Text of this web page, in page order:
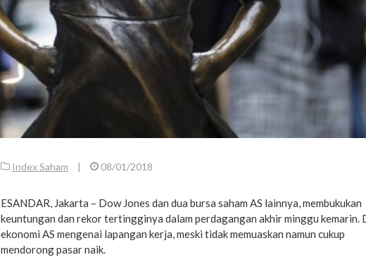
Index Saham | 08/01/2018
ESANDAR, Jakarta – Dow Jones dan dua bursa saham AS lainnya, membukukan
keuntungan dan rekor tertingginya dalam perdagangan akhir minggu kemarin.
ekonomi AS mengenai lapangan kerja, meski tidak memuaskan namun cukup
mendorong pasar naik.